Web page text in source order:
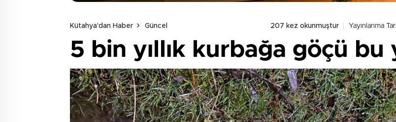
Kütahya'dan Haber Güncel 207 kez okunmuştur Yayınlanma
5 bin yıllık kurbağa göçü bu